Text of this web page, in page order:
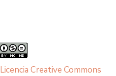
Licencia Creative Commons